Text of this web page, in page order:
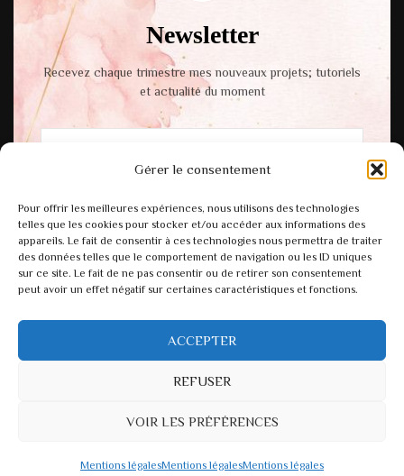
Gérer le consentement
Pour offrir les meilleures expériences, nous utilisons des technologies
telles que les cookies pour stocker et/ou accéder aux informations des
appareils. Le fait de consentir à ces technologies nous permettra de traiter
des données telles que le comportement de navigation ou les ID uniques
sur ce site. Le fait de ne pas consentir ou de retirer son consentement
peut avoir un effet négatif sur certaines caractéristiques et fonctions.
ACCEPTER
REFUSER
VOIR LES PRÉFÉRENCES
Mentions légalesMentions légalesMentions légales
Newsletter
Recevez chaque trimestre mes nouveaux projets; tutoriels
et actualité du moment
politique de confidentialité.
Atelier Miinsa . Tous droits réservés.
Mentions légales